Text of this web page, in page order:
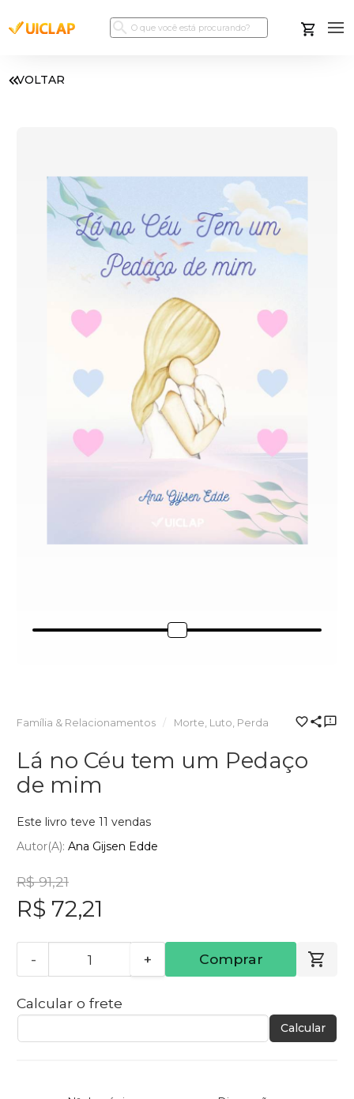
VOLTAR
Família & Relacionamentos Morte, Luto, Perda
Lá no Céu tem um Pedaço
de mim
Este livro teve 11 vendas
Autor(a): Ana Gijsen Edde
R$ 91,21
R$ 72,21
- + Comprar
Calcular o frete
Calcular